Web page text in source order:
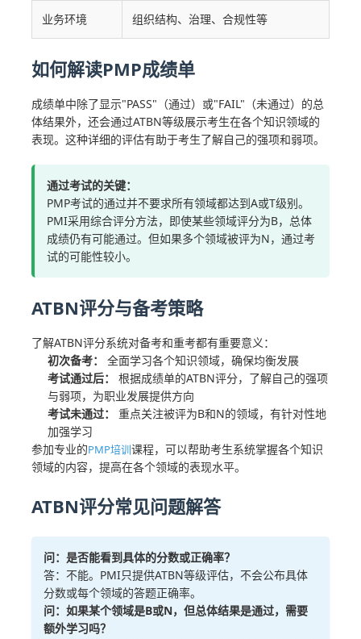
业务环境 组织结构、治理、合规性等
如何解读PMP成绩单
成绩单中除了显示"PASS"（通过）或"FAIL"（未通过）的总
体结果外，还会通过ATBN等级展示考生在各个知识领域的
表现。这种详细的评估有助于考生了解自己的强项和弱项。
通过考试的关键：
PMP考试的通过并不要求所有领域都达到A或T级别。
PMI采用综合评分方法，即使某些领域评分为B，总体
成绩仍有可能通过。但如果多个领域被评为N，通过考
试的可能性较小。
ATBN评分与备考策略
了解ATBN评分系统对备考和重考都有重要意义：
初次备考：
全面学习各个知识领域，确保均衡发展
考试通过后：
根据成绩单的ATBN评分，了解自己的强项
与弱项，为职业发展提供方向
考试未通过：
重点关注被评为B和N的领域，有针对性地
加强学习
参加专业的PMP培训课程，可以帮助考生系统掌握各个知识
领域的内容，提高在各个领域的表现水平。
ATBN评分常见问题解答
问：是否能看到具体的分数或正确率？
答：不能。PMI只提供ATBN等级评估，不会公布具体
分数或每个领域的答题正确率。
问：如果某个领域是B或N，但总体结果是通过，需要
额外学习吗？